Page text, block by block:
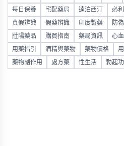
每日保養 宅配藥局 達泊西汀 必
真假辨識 假藥辨識 印度製藥 防
壯陽藥品 購買指南 藥局資訊 心
用藥指引 酒精與藥物 藥物價格
藥物副作用 處方藥 性生活 勃起